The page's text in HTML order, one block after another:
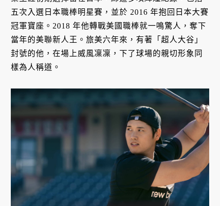
五次入選日本職棒明星賽，並於 2016 年抱回日本大賽
冠軍寶座。2018 年他轉戰美國職棒就一鳴驚人，奪下
當年的美聯新人王。旅美六年來，有著「超人大谷」
封號的他，在場上威風凜凜，下了球場的親切形象同
樣為人稱道。